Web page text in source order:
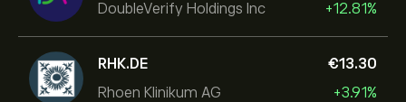
DoubleVerify Holdings Inc
+12.81%
RHK.DE
Rhoen Klinikum AG
‎€‎13.30
+3.91%